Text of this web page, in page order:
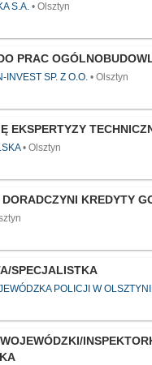
S.A.
Olsztyn
PRAC
INVEST SP. Z O.O.
Olsztyn
EKSPERTYZY
Olsztyn
KREDYTY
SPECJALISTKA
POLICJI W